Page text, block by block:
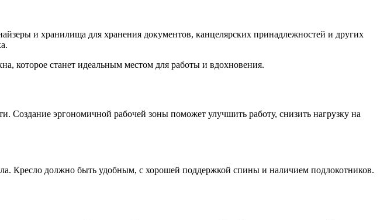
и хранилища для хранения документов, канцелярских принадлежностей и других
которое станет идеальным местом для работы и вдохновения.
Создание эргономичной рабочей зоны поможет улучшить работу, снизить нагрузку на
Кресло должно быть удобным, с хорошей поддержкой спины и наличием подлокотников.